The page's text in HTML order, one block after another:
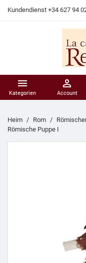
Kundendienst +34 627 94

Kategorien

Account
Heim Rom
Römische Puppe I